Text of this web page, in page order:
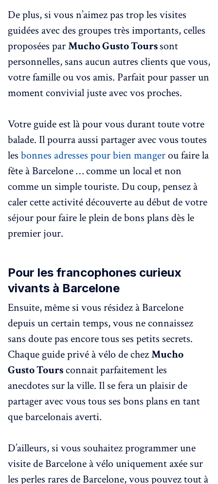
De plus, si vous n’aimez pas trop les visites
guidées avec des groupes très importants, celles
proposées parMucho Gusto Tourssont
personnelles, sans aucun autres clients que vous,
votre famille ou vos amis. Parfait pour passer un
moment convivial juste avec vos proches.
Votre guide est là pour vous durant toute votre
balade. Il pourra aussi partager avec vous toutes
les bonnes adresses pour bien mangerou faire la
fête à Barcelone … comme un local et non
comme un simple touriste. Du coup, pensez à
caler cette activité découverte au début de votre
séjour pour faire le plein de bons plans dès le
premier jour.
Pour les francophones curieux
vivants à Barcelone
Ensuite, même si vous résidez à Barcelone
depuis un certain temps, vous ne connaissez
sans doute pas encore tous ses petits secrets.
Chaque guide privé à vélo de chezMucho
Gusto Toursconnait parfaitement les
anecdotes sur la ville. Il se fera un plaisir de
partager avec vous tous ses bons plans en tant
que barcelonais averti.
D’ailleurs, si vous souhaitez programmer une
visite de Barcelone à vélo uniquement axée sur
les perles rares de Barcelone, vous pouvez tout à